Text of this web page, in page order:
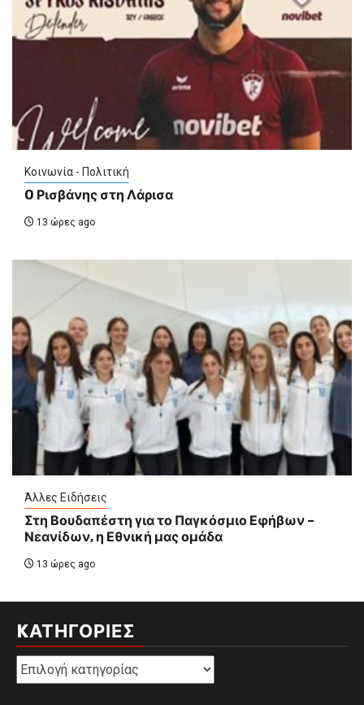
Κοινωνία - Πολιτική
O Ρισβάνης στη Λάρισα
13 ώρες ago
Άλλες Ειδήσεις
Στη Βουδαπέστη για το Παγκόσμιο Εφήβων –
Νεανίδων, η Εθνική μας ομάδα
13 ώρες ago
KΑΤΗΓΟΡΊΕΣ
Kατηγορίες